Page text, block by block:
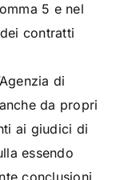
5 e nel
contratti
di
da propri
ai giudici di
essendo